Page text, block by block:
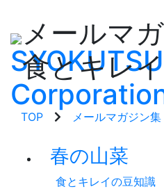
メールマ
食とキレ
TOP メールマガジン集
春の山菜
食とキレイの豆知識